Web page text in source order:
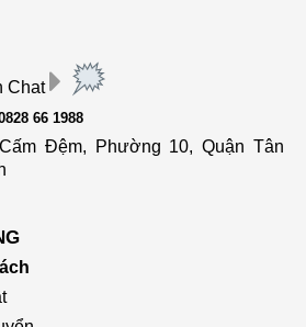
Chat
66 1988
Đệm, Phường 10, Quận Tân